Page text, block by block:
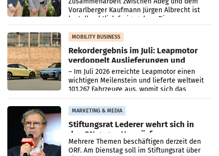
Vorarlberger Kaufmann Jürgen Albrecht ist
kartellrechtlich freigegeben: Die
Bundeswettbewerbsbehörde und der
Bundeskartellanwalt
MOBILITY BUSINESS
Rekordergebnis im Juli: Leapmotor
verdoppelt Auslieferungen und
überschreitet die 100.000er-Marke
– Im Juli 2026 erreichte Leapmotor einen
wichtigen Meilenstein und lieferte weltweit
101.267 Fahrzeuge aus, womit sich das
Ergebnis gegenüber Juli 2025 mehr als
verdoppelte (+102
MARKETING & MEDIA
Stiftungsrat Lederer wehrt sich in
den SN gegen Vorwürfe
Mehrere Themen beschäftigen derzeit den
ORF. Am Dienstag soll im Stiftungsrat über